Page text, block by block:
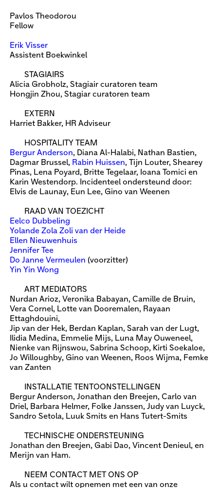
Pavlos Theodorou
Fellow
Erik Visser
Assistent Boekwinkel
STAGIAIRS
Alicia Grobholz, Stagiair curatoren team
Hongjin Zhou, Stagiar curatoren team
EXTERN
Harriet Bakker, HR Adviseur
HOSPITALITY TEAM
Bergur Anderson, Diana Al-Halabi, Nathan Bastien,
Dagmar Brussel, Rabin Huissen, Tijn Louter, Shearey
Pinas, Lena Poyard, Britte Tegelaar, Ioana Tomici en
Karin Westendorp. Incidenteel ondersteund door:
Elvis de Launay, Eun Lee, Gino van Weenen
RAAD VAN TOEZICHT
Eelco Dubbeling
Yolande Zola Zoli van der Heide
Ellen Nieuwenhuis
Jennifer Tee
Do Janne Vermeulen (voorzitter)
​Yin Yin Wong
ART MEDIATORS
Nurdan Arioz, Veronika Babayan, Camille de Bruin,
Vera Cornel, Lotte van Dooremalen, Rayaan
Ettaghdouini,
Jip van der Hek, Berdan Kaplan, Sarah van der Lugt,
Ilidia Medina, Emmelie Mijs, Luna May Ouweneel,
Nienke van Rijnswou, Sabrina Schoop, Kirti Soekaloe,
Jo Willoughby, Gino van Weenen, Roos Wijma, Femke
van Zanten
INSTALLATIE TENTOONSTELLINGEN
Bergur Anderson, Jonathan den Breejen, Carlo van
Driel, Barbara Helmer, Folke Janssen, Judy van Luyck,
Sandro Setola, Luuk Smits en Hans Tutert-Smits
TECHNISCHE ONDERSTEUNING
Jonathan den Breejen, Gabi Dao, Vincent Denieul, en
Merijn van Ham.
NEEM CONTACT MET ONS OP
Als u contact wilt opnemen met een van onze